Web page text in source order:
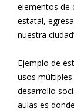
elementos de
estatal,
nuestra
Ejemplo de
usos
desarrollo
aulas es